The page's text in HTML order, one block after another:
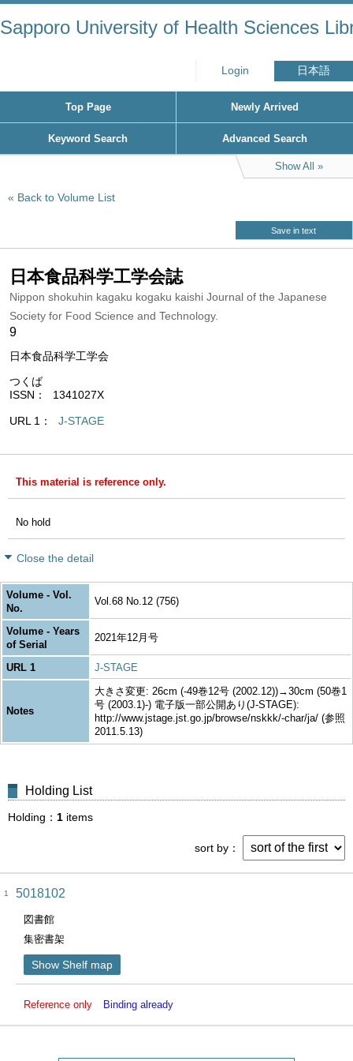
Sapporo University of Health Sciences
Login 日本語
Top Page Newly Arrived
Keyword Search Advanced Search
Show All
Back to Volume List
Save in text
日本食品科学工学会誌
Nippon shokuhin kagaku kogaku kaishi Journal of the Japanese
Society for Food Science and Technology.
9
日本食品科学工学会
つくば
ISSN
1341027X
URL 1 J-STAGE
This material is reference only.
No hold
Close the detail
Volume - Vol.
No.
Vol.68 No.12 (756)
Volume - Years
of Serial
2021年12月号
URL 1 J-STAGE
Notes
大きさ変更: 26cm (-49巻12号 (2002.12))→30cm (50巻1
号 (2003.1)-) 電子版一部公開あり(J-STAGE):
http://www.jstage.jst.go.jp/browse/nskkk/-char/ja/ (参照
2011.5.13)
Holding List
Holding 1 items
sort by
1 5018102
図書館
集密書架
Show Shelf map
Reference only Binding already